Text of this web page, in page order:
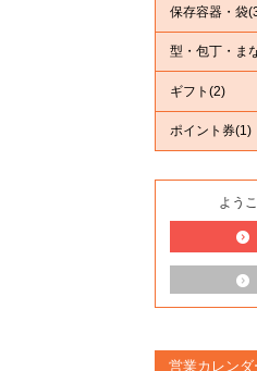
保存容器・袋
型・包丁・ま
ギフト(2)
ポイント券(1)
よう
営業カレンダ